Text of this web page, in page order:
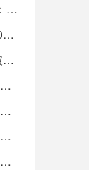
董明珠自爆格力手机2网友：开机画面取消真人就买
双十一购机推荐（500-2000元价位性价比最
手机行业竞争升级 高端突破才是大势所趋
安卓真正王牌！教你开启激活Google Now
基础教程之固件更新篇：最详细的智云稳定器固件升
我要是准备买房一定坚持买复式，2层空间，满足我
都市小可爱一只，萌萌的欧拉白猫